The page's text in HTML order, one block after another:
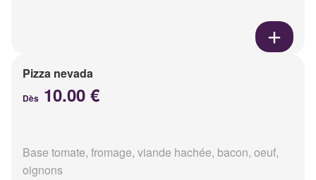
Pizza nevada
Dès 10.00 €
Base tomate, fromage, viande hachée, bacon, oeuf,
oignons